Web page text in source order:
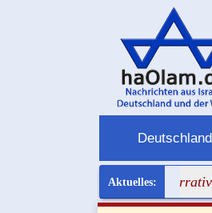
Deutschland
Hungersnot-Narrativ auf den